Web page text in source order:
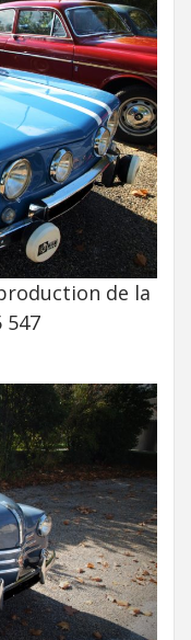
de la
547